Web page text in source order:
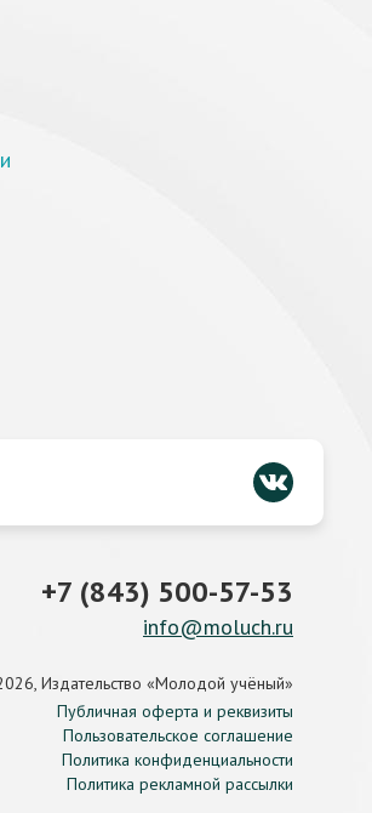
+7 (843) 500-57-53
info@moluch.ru
Издательство «Молодой учёный»
Публичная оферта и реквизиты
Пользовательское соглашение
Политика конфиденциальности
Политика рекламной рассылки